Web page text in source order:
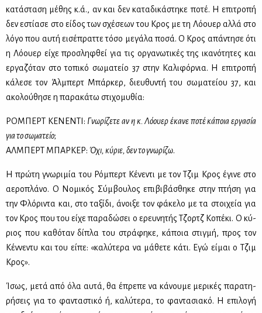
κα­τά­στα­ση μέ­θης κ.ά., αν και δεν κα­τα­δι­κά­στη­κε πο­τέ. Η επι­τρο­πή
δεν εστί­α­σε στο εί­δος των σχέ­σε­ων του Κρος με τη Λό­ου­ερ αλ­λά στο
λό­γο που αυ­τή ει­σέ­πρατ­τε τό­σο με­γά­λα πο­σά. Ο Κρος απά­ντη­σε ότι
η Λό­ου­ερ εί­χε προ­σλη­φθεί για τις ορ­γα­νω­τι­κές της ικα­νό­τη­τες και
ερ­γα­ζό­ταν στο το­πι­κό σω­μα­τείο 37 στην Κα­λι­φόρ­νια. Η επι­τρο­πή
κά­λε­σε τον Άλ­μπερτ Μπάρ­κερ, διευ­θυ­ντή του σω­μα­τεί­ου 37, και
ακο­λού­θη­σε η πα­ρα­κά­τω στι­χο­μυ­θία:
ΡΟ­ΜΠΕΡΤ ΚΕ­ΝΕ­ΝΤΙ: Γνω­ρί­ζε­τε αν η κ. Λό­ου­ερ έκα­νε πο­τέ κά­ποια ερ­γα­σία
για το σω­μα­τείο;
ΑΛ­ΜΠΕΡΤ ΜΠΑΡ­ΚΕΡ: Όχι, κύ­ριε, δεν το γνω­ρί­ζω.
Η πρώ­τη γνω­ρι­μία του Ρό­μπερτ Κέ­νε­ντι με τον Τζιμ Κρος έγι­νε στο
αε­ρο­πλά­νο. Ο Νο­μι­κός Σύμ­βου­λος επι­βι­βά­σθη­κε στην πτή­ση για
την Φλό­ρι­ντα και, στο τα­ξί­δι, άνοι­ξε τον φά­κε­λο με τα στοι­χεία για
τον Κρος που του εί­χε πα­ρα­δώ­σει ο ερευ­νη­τής Τζορτζ Κο­πέ­κι. Ο κύ­
ριος που κα­θό­ταν δί­πλα του στρά­φη­κε, κά­ποια στιγ­μή, προς τον
Κέν­νε­ντυ και του εί­πε: «κα­λύ­τε­ρα να μά­θε­τε κά­τι. Εγώ εί­μαι ο Τζιμ
Κρος».
Ίσως, με­τά από όλα αυ­τά, θα έπρε­πε να κά­νου­με με­ρι­κές πα­ρα­τη­
ρή­σεις για το φα­ντα­στι­κό ή, κα­λύ­τε­ρα, το φα­ντα­σια­κό. Η επι­λο­γή